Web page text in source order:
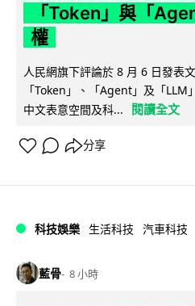
「Token」與「
權
人民網旗下評論於 8 月 6 日發表
「Token」、「Agent」及「
中文表意空間及科...
閱讀全文
分享
科技娛樂 生活科技 汽車科技
藍骨 8 小時